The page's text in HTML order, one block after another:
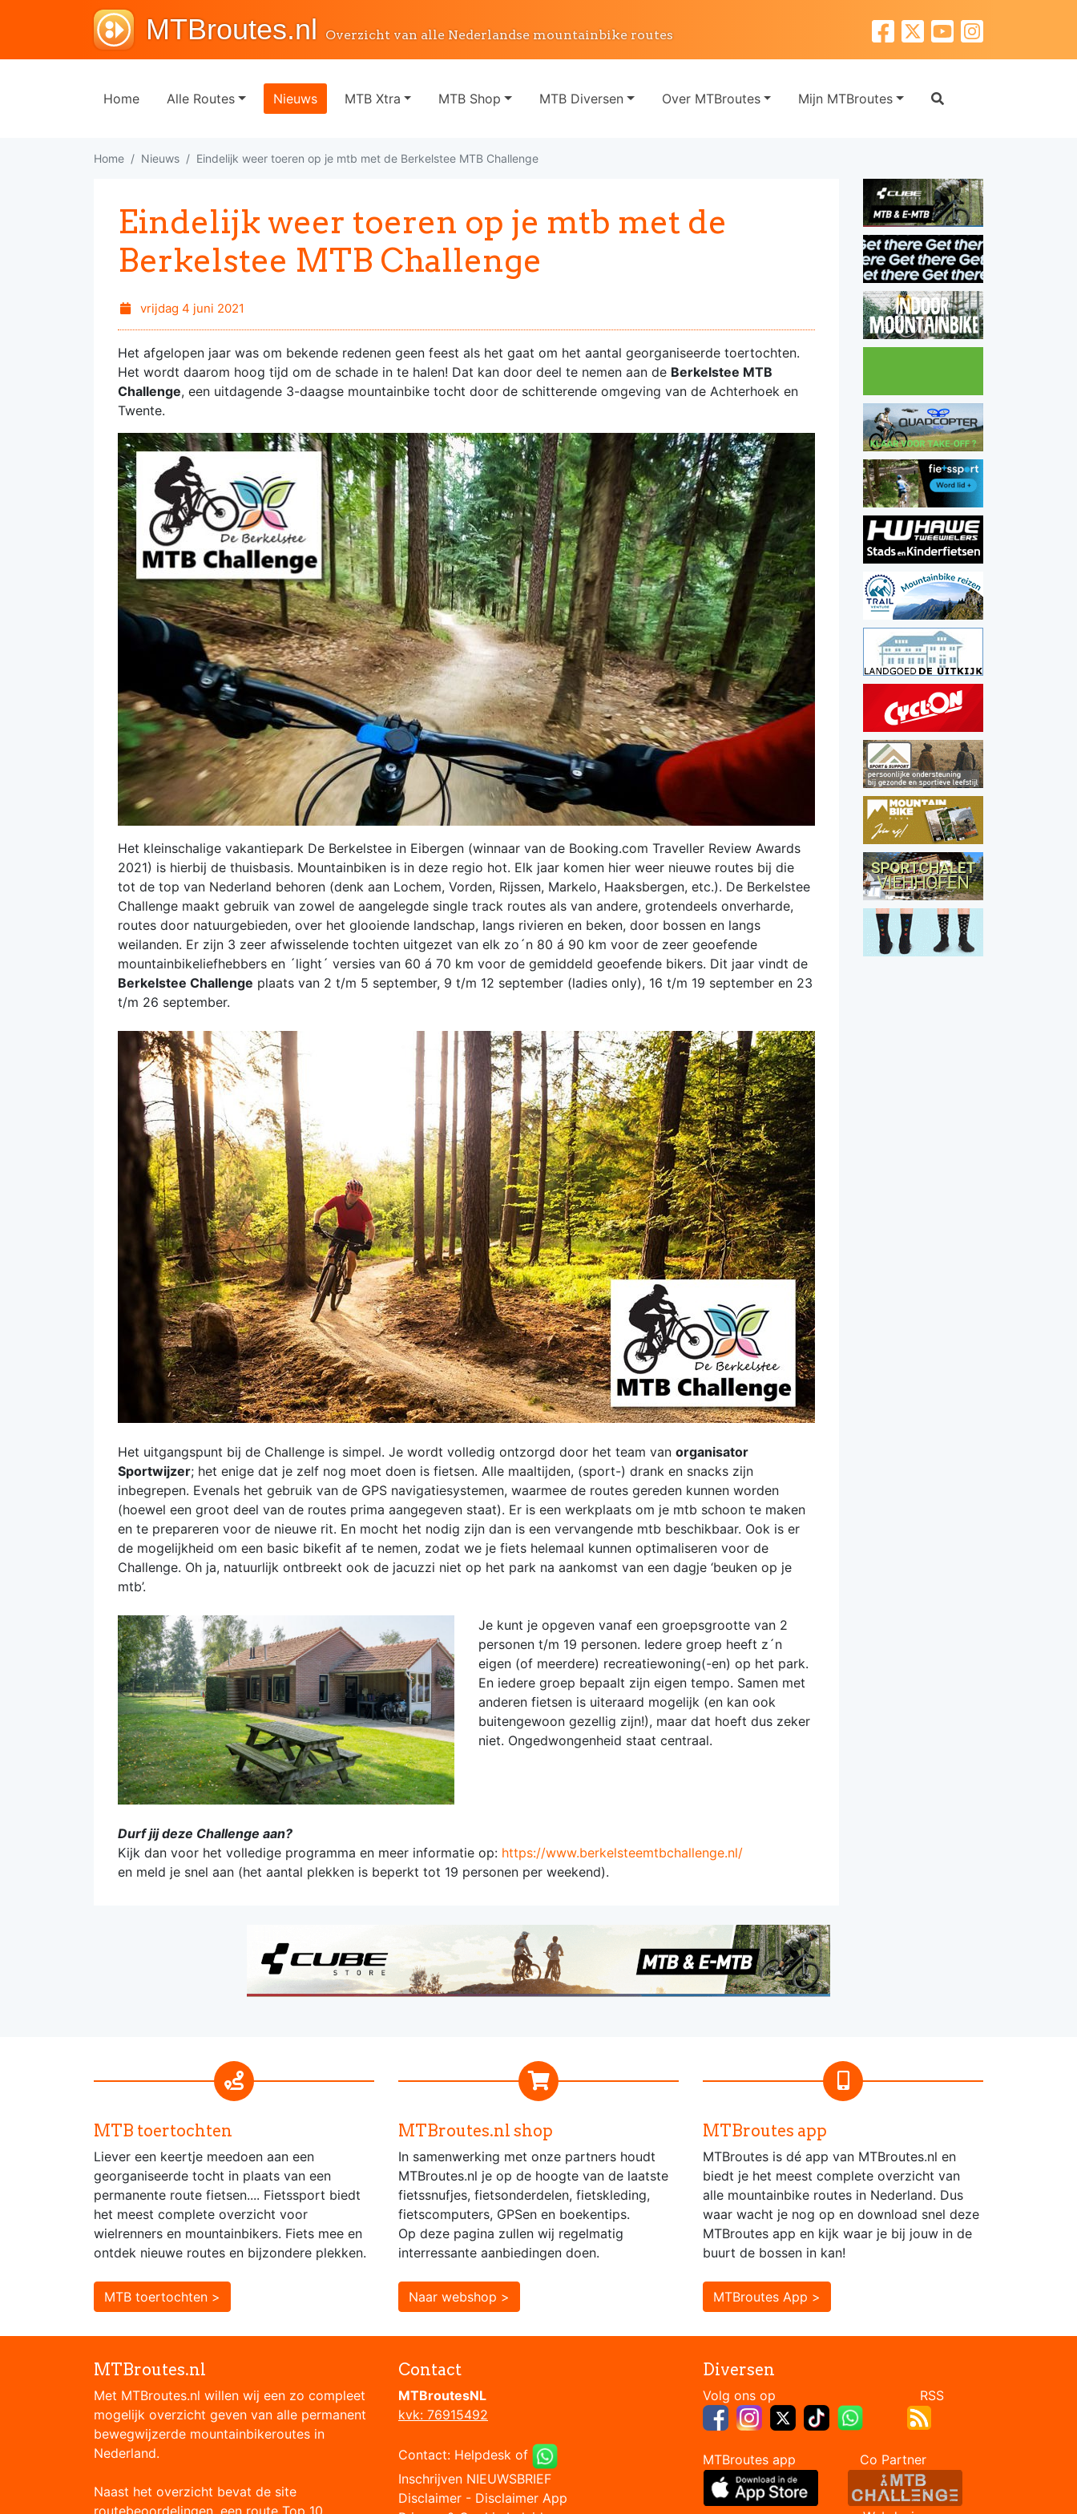
MTBroutes.nl Overzicht van alle Nederlandse mountainbike routes
Home Alle Routes Nieuws MTB Xtra MTB Shop MTB Diversen Over MTBroutes Mijn MTBroutes
Home Nieuws Eindelijk weer toeren op je mtb met de Berkelstee MTB Challenge
Eindelijk weer toeren op je mtb met de
Berkelstee MTB Challenge
vrijdag 4 juni 2021
Het afgelopen jaar was om bekende redenen geen feest als het gaat om het aantal georganiseerde toertochten.
Het wordt daarom hoog tijd om de schade in te halen! Dat kan door deel te nemen aan de Berkelstee MTB
Challenge, een uitdagende 3-daagse mountainbike tocht door de schitterende omgeving van de Achterhoek en
Twente.
Het kleinschalige vakantiepark De Berkelstee in Eibergen (winnaar van de Booking.com Traveller Review Awards
2021) is hierbij de thuisbasis. Mountainbiken is in deze regio hot. Elk jaar komen hier weer nieuwe routes bij die
tot de top van Nederland behoren (denk aan Lochem, Vorden, Rijssen, Markelo, Haaksbergen, etc.). De Berkelstee
Challenge maakt gebruik van zowel de aangelegde single track routes als van andere, grotendeels onverharde,
routes door natuurgebieden, over het glooiende landschap, langs rivieren en beken, door bossen en langs
weilanden. Er zijn 3 zeer afwisselende tochten uitgezet van elk zo´n 80 á 90 km voor de zeer geoefende
mountainbikeliefhebbers en ´light´ versies van 60 á 70 km voor de gemiddeld geoefende bikers. Dit jaar vindt de
Berkelstee Challenge plaats van 2 t/m 5 september, 9 t/m 12 september (ladies only), 16 t/m 19 september en 23
t/m 26 september.
Het uitgangspunt bij de Challenge is simpel. Je wordt volledig ontzorgd door het team van organisator
Sportwijzer; het enige dat je zelf nog moet doen is fietsen. Alle maaltijden, (sport-) drank en snacks zijn
inbegrepen. Evenals het gebruik van de GPS navigatiesystemen, waarmee de routes gereden kunnen worden
(hoewel een groot deel van de routes prima aangegeven staat). Er is een werkplaats om je mtb schoon te maken
en te prepareren voor de nieuwe rit. En mocht het nodig zijn dan is een vervangende mtb beschikbaar. Ook is er
de mogelijkheid om een basic bikefit af te nemen, zodat we je fiets helemaal kunnen optimaliseren voor de
Challenge. Oh ja, natuurlijk ontbreekt ook de jacuzzi niet op het park na aankomst van een dagje ‘beuken op je
mtb’.
Je kunt je opgeven vanaf een groepsgrootte van 2
personen t/m 19 personen. Iedere groep heeft z´n
eigen (of meerdere) recreatiewoning(-en) op het park.
En iedere groep bepaalt zijn eigen tempo. Samen met
anderen fietsen is uiteraard mogelijk (en kan ook
buitengewoon gezellig zijn!), maar dat hoeft dus zeker
niet. Ongedwongenheid staat centraal.
Durf jij deze Challenge aan?
Kijk dan voor het volledige programma en meer informatie op: https://www.berkelsteemtbchallenge.nl/
en meld je snel aan (het aantal plekken is beperkt tot 19 personen per weekend).
MTB toertochten
Liever een keertje meedoen aan een
georganiseerde tocht in plaats van een
permanente route fietsen.... Fietssport biedt
het meest complete overzicht voor
wielrenners en mountainbikers. Fiets mee en
ontdek nieuwe routes en bijzondere plekken.
MTB toertochten >
MTBroutes.nl shop
In samenwerking met onze partners houdt
MTBroutes.nl je op de hoogte van de laatste
fietssnufjes, fietsonderdelen, fietskleding,
fietscomputers, GPSen en boekentips.
Op deze pagina zullen wij regelmatig
interressante aanbiedingen doen.
Naar webshop >
MTBroutes app
MTBroutes is dé app van MTBroutes.nl en
biedt je het meest complete overzicht van
alle mountainbike routes in Nederland. Dus
waar wacht je nog op en download snel deze
MTBroutes app en kijk waar je bij jouw in de
buurt de bossen in kan!
MTBroutes App >
MTBroutes.nl
Met MTBroutes.nl willen wij een zo compleet
mogelijk overzicht geven van alle permanent
bewegwijzerde mountainbikeroutes in
Nederland.
Naast het overzicht bevat de site
Contact
MTBroutesNL
kvk: 76915492
Contact: Helpdesk of
Inschrijven NIEUWSBRIEF
Disclaimer - Disclaimer App
Diversen
Volg ons op RSS
MTBroutes app Co Partner